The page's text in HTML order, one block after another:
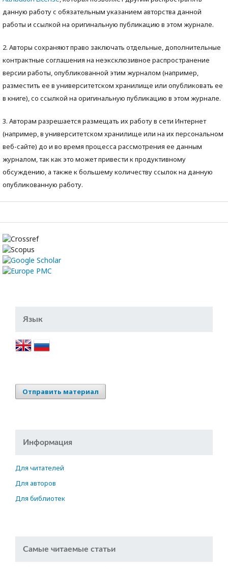
данную работу с обязательным указанием авторства данной
работы и ссылкой на оригинальную публикацию в этом журнале.
2. Авторы сохраняют право заключать отдельные, дополнительные
контрактные соглашения на неэксклюзивное распространение
версии работы, опубликованной этим журналом (например,
разместить ее в университетском хранилище или опубликовать ее
в книге), со ссылкой на оригинальную публикацию в этом журнале.
3. Авторам разрешается размещать их работу в сети Интернет
(например, в университетском хранилище или на их персональном
веб-сайте) до и во время процесса рассмотрения ее данным
журналом, так как это может привести к продуктивному
обсуждению, а также к большему количеству ссылок на данную
опубликованную работу.
Язык
Отправить материал
Информация
Для читателей
Для авторов
Для библиотек
Самые читаемые статьи